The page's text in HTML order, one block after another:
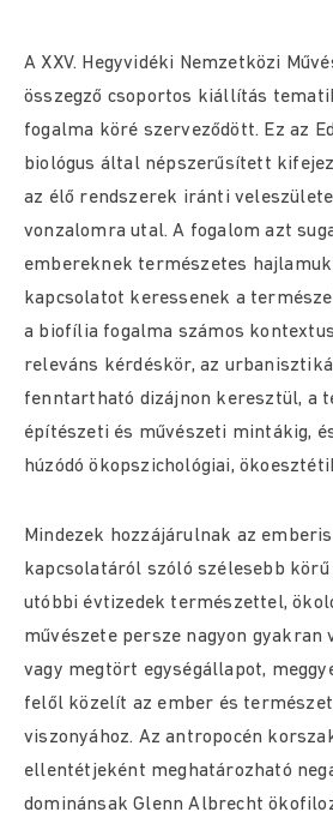
A XXV. Hegyvidéki Nemzetközi
összegző csoportos kiállítás
fogalma köré szerveződött. Ez az
biológus által népszerűsített
az élő rendszerek iránti
vonzalomra utal. A fogalom azt
embereknek természetes
kapcsolatot keressenek a
a biofília fogalma számos
releváns kérdéskör, az
fenntartható dizájnon keresztül, a
építészeti és művészeti mintákig,
húzódó ökopszichológiai,
Mindezek hozzájárulnak az
kapcsolatáról szóló szélesebb körű
utóbbi évtizedek természettel,
művészete persze nagyon gyakran
vagy megtört egységállapot,
felől közelít az ember és
viszonyához. Az antropocén
ellentétjeként meghatározható
dominánsak Glenn Albrecht